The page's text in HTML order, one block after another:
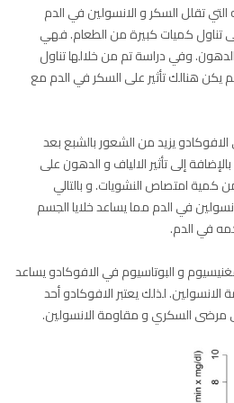
التي تقلل السكر و الانسولين في الدم
تناول كميات كبيرة من الطعام. فهي
الدهون. وفي دراسة تم من خلالها تناول
هنالك تأثير على السكر في الدم مع
يزيد من الشعور بالشبع بعد
تصل إلى 5 ساعات. بالإضافة إلى تأثير الالياف و الدهون على
كمية امتصاص النشويات. و بالتالي
في الدم مما يساعد خلايا الجسم
في الدم.
و البوتاسيوم في الافوكادو يساعد
لذلك يعتبر الافوكادو أحد
مرضى السكري و مقاومة الانسولين.